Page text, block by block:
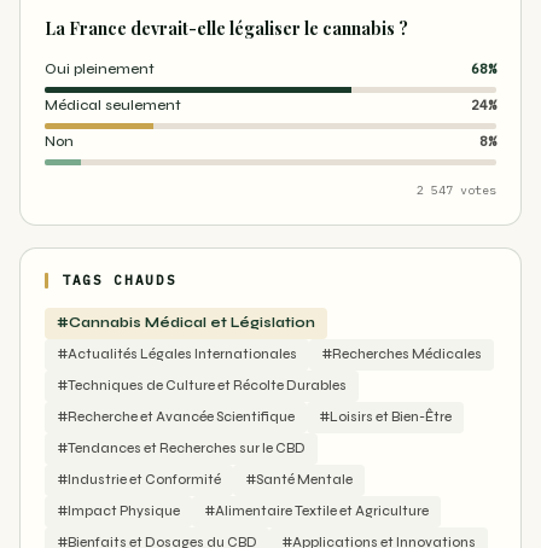
La France devrait-elle légaliser le cannabis ?
Oui pleinement 68%
Médical seulement 24%
Non 8%
2 547 votes
TAGS CHAUDS
#Cannabis Médical et Législation
#Actualités Légales Internationales
#Recherches Médicales
#Techniques de Culture et Récolte Durables
#Recherche et Avancée Scientifique
#Loisirs et Bien-Être
#Tendances et Recherches sur le CBD
#Industrie et Conformité
#Santé Mentale
#Impact Physique
#Alimentaire Textile et Agriculture
#Bienfaits et Dosages du CBD
#Applications et Innovations